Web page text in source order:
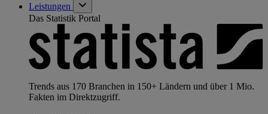
Leistungen
Das Statistik Portal
Trends aus 170 Branchen in 150+ Ländern und über 1 Mio.
Fakten im Direktzugriff.